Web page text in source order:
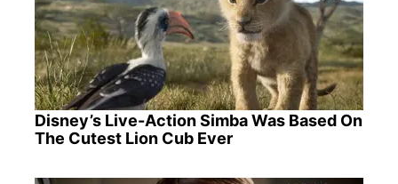
Disney’s Live-Action Simba Was Based On
The Cutest Lion Cub Ever